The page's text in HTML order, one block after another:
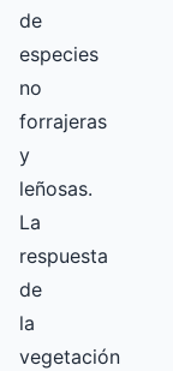
de
especies
no
forrajeras
y
leñosas.
La
respuesta
de
la
vegetación